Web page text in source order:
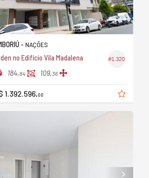
#1.320
- NAÇÕES
no Edifício Vila Madalena
184,84 109,36
1.392.596,00